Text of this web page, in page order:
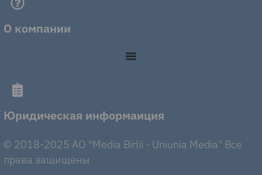
О компании
Юридическая информаиция
© 2018-2025 AO "Media Birlii - Uniunia Media" Все
права защищены